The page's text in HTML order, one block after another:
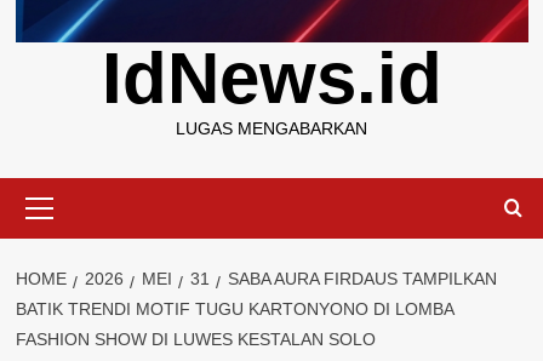
IdNews.id
LUGAS MENGABARKAN
Menu
HOME 2026 MEI 31
SABA AURA FIRDAUS TAMPILKAN
BATIK TRENDI MOTIF TUGU KARTONYONO DI LOMBA
FASHION SHOW DI LUWES KESTALAN SOLO